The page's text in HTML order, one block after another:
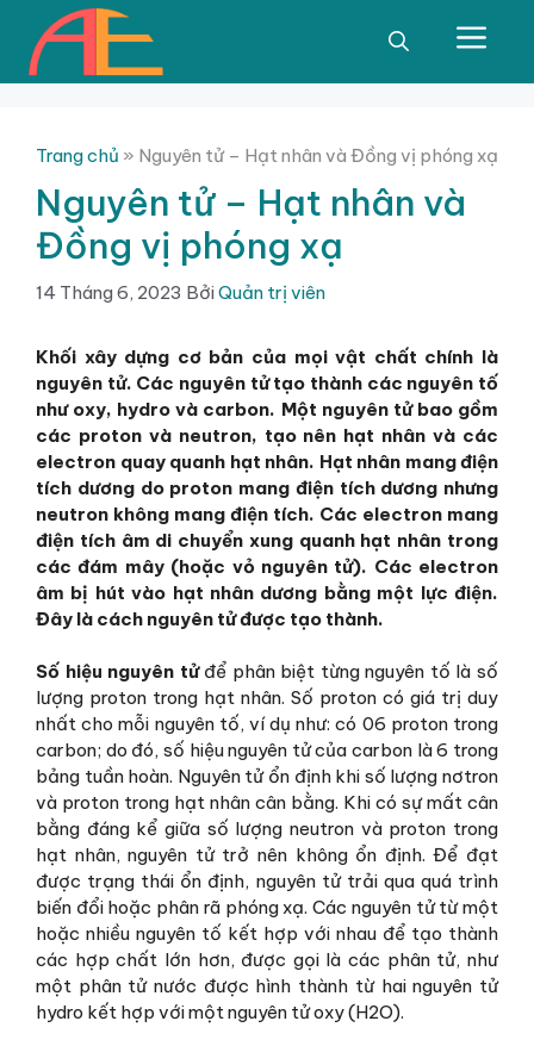
Chuyển
dung
Trang chủ » Nguyên tử – Hạt nhân và Đồng vị phóng xạ
Nguyên tử – Hạt nhân và
Đồng vị phóng xạ
14 Tháng 6, 2023 BởiQuản trị viên
Khối xây dựng cơ bản của mọi vật chất chính là
nguyên tử. Các nguyên tử tạo thành các nguyên tố
như oxy, hydro và carbon. Một nguyên tử bao gồm
các proton và neutron, tạo nên hạt nhân và các
electron quay quanh hạt nhân. Hạt nhân mang điện
tích dương do proton mang điện tích dương nhưng
neutron không mang điện tích. Các electron mang
điện tích âm di chuyển xung quanh hạt nhân trong
các đám mây (hoặc vỏ nguyên tử). Các electron
âm bị hút vào hạt nhân dương bằng một lực điện.
Đây là cách nguyên tử được tạo thành.
Số hiệu nguyên tửđể phân biệt từng nguyên tố là số
lượng proton trong hạt nhân. Số proton có giá trị duy
nhất cho mỗi nguyên tố, ví dụ như: có 06 proton trong
carbon; do đó, số hiệu nguyên tử của carbon là 6 trong
bảng tuần hoàn. Nguyên tử ổn định khi số lượng nơtron
và proton trong hạt nhân cân bằng. Khi có sự mất cân
bằng đáng kể giữa số lượng neutron và proton trong
hạt nhân, nguyên tử trở nên không ổn định. Để đạt
được trạng thái ổn định, nguyên tử trải qua quá trình
biến đổi hoặc phân rã phóng xạ. Các nguyên tử từ một
hoặc nhiều nguyên tố kết hợp với nhau để tạo thành
các hợp chất lớn hơn, được gọi là các phân tử, như
một phân tử nước được hình thành từ hai nguyên tử
hydro kết hợp với một nguyên tử oxy (H2O).